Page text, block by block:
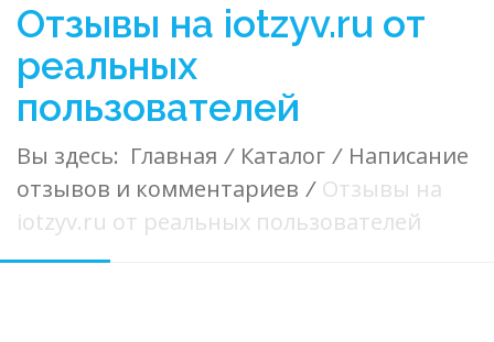
Отзывы на iotzyv.ru от
реальных
пользователей
Вы здесь: Главная / Каталог / Написание
отзывов и комментариев / Отзывы на
iotzyv.ru от реальных пользователей